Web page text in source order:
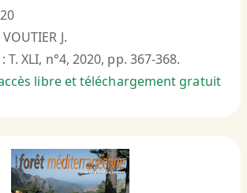
J.
T. XLI, n°4, 2020, pp. 367-368.
libre et téléchargement gratuit